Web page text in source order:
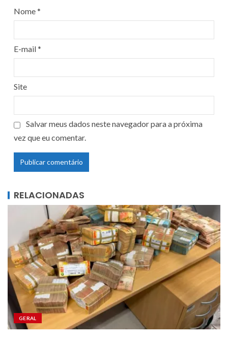
Nome*
E-mail*
Site
Salvar meus dados neste navegador para a próxima
vez que eu comentar.
RELACIONADAS
GERAL